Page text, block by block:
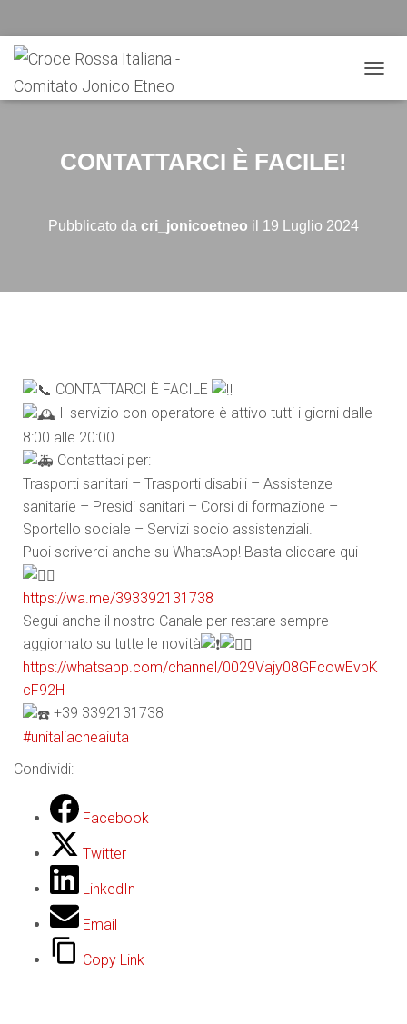
A
O
CONTATTARCI È FACILE!
Pubblicato da cri_jonicoetneo il 19 Luglio 2024
CONTATTARCI È FACILE
Il servizio con operatore è attivo tutti i giorni dalle
8:00 alle 20:00.
Contattaci per:
Trasporti sanitari – Trasporti disabili – Assistenze
sanitarie – Presidi sanitari – Corsi di formazione –
Sportello sociale – Servizi socio assistenziali.
Puoi scriverci anche su WhatsApp! Basta cliccare qui
https://wa.me/393392131738
Segui anche il nostro Canale per restare sempre
aggiornato su tutte le novità
https://whatsapp.com/channel/0029Vajy08GFcowEvbK
cF92H
+39 3392131738
#unitaliacheaiuta
Condividi:
Facebook
Twitter
LinkedIn
Email
Copy Link